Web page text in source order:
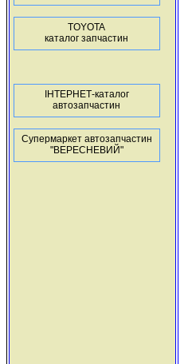
TOYOTA
каталог запчастин
ІНТЕРНЕТ-каталог
автозапчастин
Супермаркет автозапчастин
"ВЕРЕСНЕВИЙ"